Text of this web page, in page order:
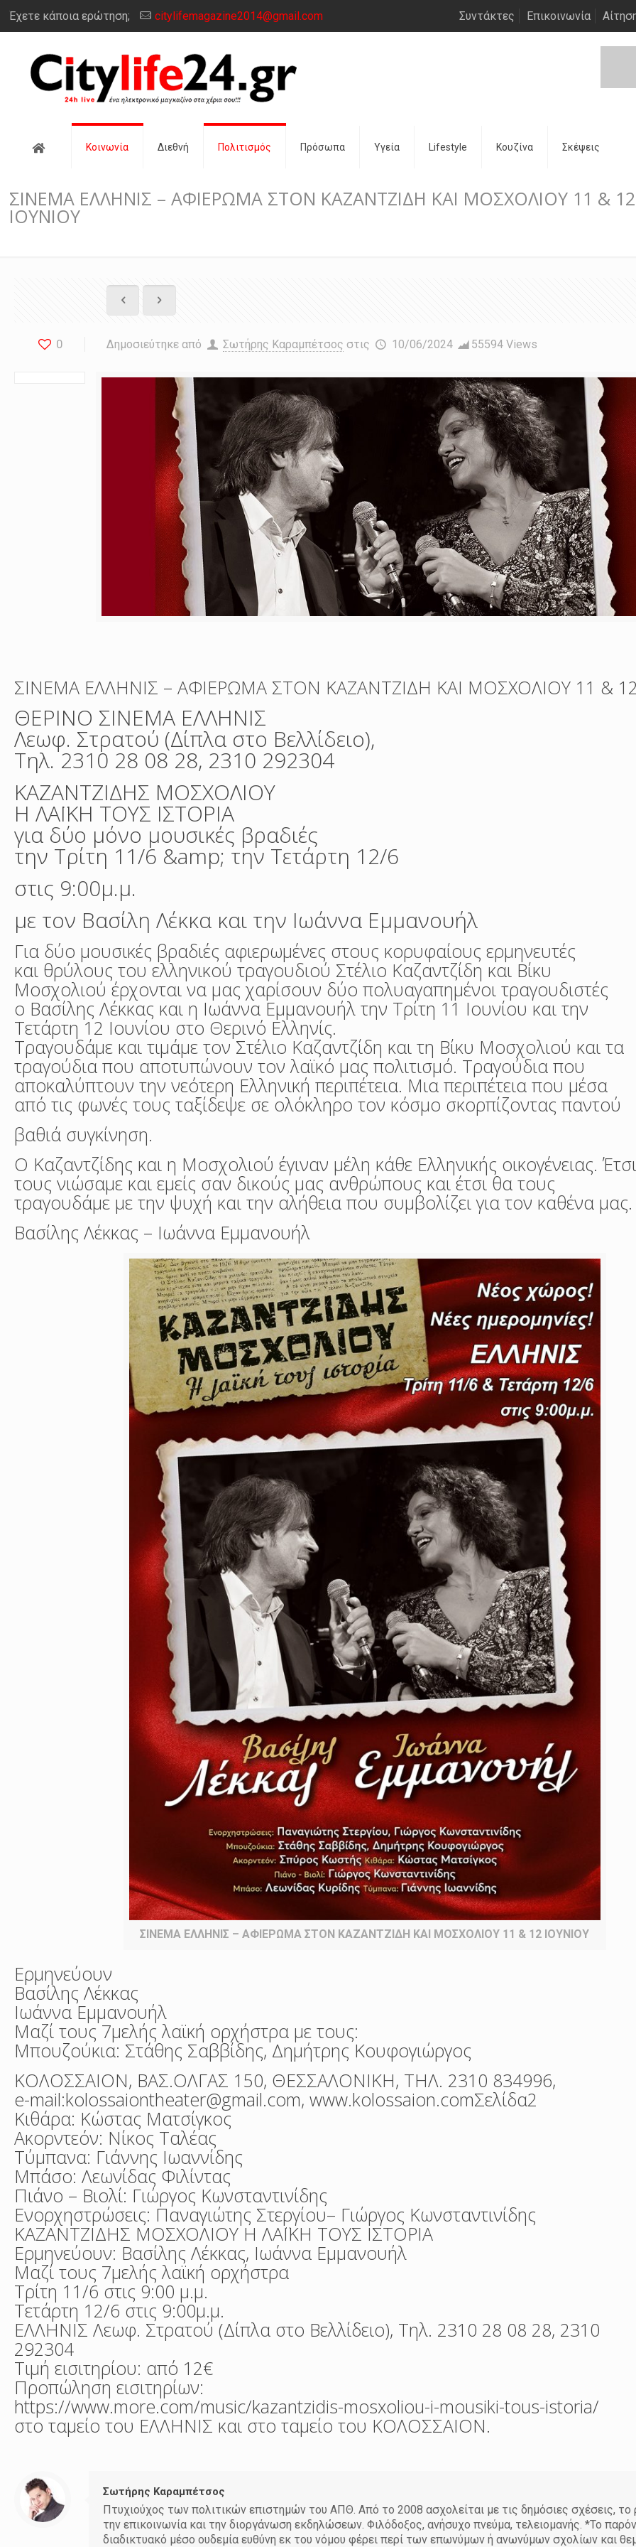
Έχετε κάποια ερώτηση; citylifemagazine2014@gmail.com Συντάκτες Επικοινωνία
Αρχική Κοινωνία Διεθνή Πολιτισμός Πρόσωπα Υγεία Lifestyle Κουζίνα Σκέψεις
ΣΙΝΕΜΑ ΕΛΛΗΝΙΣ – ΑΦΙΕΡΩΜΑ ΣΤΟΝ ΚΑΖΑΝΤΖΙΔΗ ΚΑΙ ΜΟΣΧΟΛΙΟΥ 11 & 12
ΙΟΥΝΙΟΥ
0 Δημοσιεύτηκε από Σωτήρης Καραμπέτσος στις 10/06/2024 55594 Views
ΣΙΝΕΜΑ ΕΛΛΗΝΙΣ – ΑΦΙΕΡΩΜΑ ΣΤΟΝ ΚΑΖΑΝΤΖΙΔΗ ΚΑΙ ΜΟΣΧΟΛΙΟΥ 11 &
ΘΕΡΙΝΟ ΣΙΝΕΜΑ ΕΛΛΗΝΙΣ
Λεωφ. Στρατού (Δίπλα στο Βελλίδειο),
Τηλ. 2310 28 08 28, 2310 292304
ΚΑΖΑΝΤΖΙΔΗΣ ΜΟΣΧΟΛΙΟΥ
Η ΛΑΪΚΗ ΤΟΥΣ ΙΣΤΟΡΙΑ
για δύο μόνο μουσικές βραδιές
την Τρίτη 11/6 &amp; την Τετάρτη 12/6
στις 9:00μ.μ.
με τον Βασίλη Λέκκα και την Ιωάννα Εμμανουήλ
Για δύο μουσικές βραδιές αφιερωμένες στους κορυφαίους ερμηνευτές
και θρύλους του ελληνικού τραγουδιού Στέλιο Καζαντζίδη και Βίκυ
Μοσχολιού έρχονται να μας χαρίσουν δύο πολυαγαπημένοι τραγουδιστές
ο Βασίλης Λέκκας και η Ιωάννα Εμμανουήλ την Τρίτη 11 Ιουνίου και την
Τετάρτη 12 Ιουνίου στο Θερινό Ελληνίς.
Τραγουδάμε και τιμάμε τον Στέλιο Καζαντζίδη και τη Βίκυ Μοσχολιού και τα
τραγούδια που αποτυπώνουν τον λαϊκό μας πολιτισμό. Τραγούδια που
αποκαλύπτουν την νεότερη Ελληνική περιπέτεια. Μια περιπέτεια που μέσα
από τις φωνές τους ταξίδεψε σε ολόκληρο τον κόσμο σκορπίζοντας παντού
βαθιά συγκίνηση.
Ο Καζαντζίδης και η Μοσχολιού έγιναν μέλη κάθε Ελληνικής οικογένειας. Έτσι
τους νιώσαμε και εμείς σαν δικούς μας ανθρώπους και έτσι θα τους
τραγουδάμε με την ψυχή και την αλήθεια που συμβολίζει για τον καθένα μας.
Βασίλης Λέκκας – Ιωάννα Εμμανουήλ
ΣΙΝΕΜΑ ΕΛΛΗΝΙΣ – ΑΦΙΕΡΩΜΑ ΣΤΟΝ ΚΑΖΑΝΤΖΙΔΗ ΚΑΙ ΜΟΣΧΟΛΙΟΥ 11 & 12 ΙΟΥΝΙΟΥ
Ερμηνεύουν
Βασίλης Λέκκας
Ιωάννα Εμμανουήλ
Μαζί τους 7μελής λαϊκή ορχήστρα με τους:
Μπουζούκια: Στάθης Σαββίδης, Δημήτρης Κουφογιώργος
ΚΟΛΟΣΣΑΙΟΝ, ΒΑΣ.ΟΛΓΑΣ 150, ΘΕΣΣΑΛΟΝΙΚΗ, ΤΗΛ. 2310 834996,
e-mail:kolossaiontheater@gmail.com, www.kolossaion.comΣελίδα2
Κιθάρα: Κώστας Ματσίγκος
Ακορντεόν: Νίκος Ταλέας
Τύμπανα: Γιάννης Ιωαννίδης
Μπάσο: Λεωνίδας Φιλίντας
Πιάνο – Βιολί: Γιώργος Κωνσταντινίδης
Ενορχηστρώσεις: Παναγιώτης Στεργίου– Γιώργος Κωνσταντινίδης
ΚΑΖΑΝΤΖΙΔΗΣ ΜΟΣΧΟΛΙΟΥ Η ΛΑΪΚΗ ΤΟΥΣ ΙΣΤΟΡΙΑ
Ερμηνεύουν: Βασίλης Λέκκας, Ιωάννα Εμμανουήλ
Μαζί τους 7μελής λαϊκή ορχήστρα
Τρίτη 11/6 στις 9:00 μ.μ.
Τετάρτη 12/6 στις 9:00μ.μ.
ΕΛΛΗΝΙΣ Λεωφ. Στρατού (Δίπλα στο Βελλίδειο), Τηλ. 2310 28 08 28, 2310
292304
Τιμή εισιτηρίου: από 12€
Προπώληση εισιτηρίων:
https://www.more.com/music/kazantzidis-mosxoliou-i-mousiki-tous-istoria/
στο ταμείο του ΕΛΛΗΝΙΣ και στο ταμείο του ΚΟΛΟΣΣΑΙΟΝ.
Σωτήρης Καραμπέτσος
Πτυχιούχος των πολιτικών επιστημών του ΑΠΘ. Από το 2008 ασχολείται με τις δημόσιες σχέσεις, το
την επικοινωνία και την διοργάνωση εκδηλώσεων. Φιλόδοξος, ανήσυχο πνεύμα, τελειομανής. *Το παρόν
διαδικτυακό μέσο ουδεμία ευθύνη εκ του νόμου φέρει περί των επωνύμων ή ανωνύμων σχολίων και